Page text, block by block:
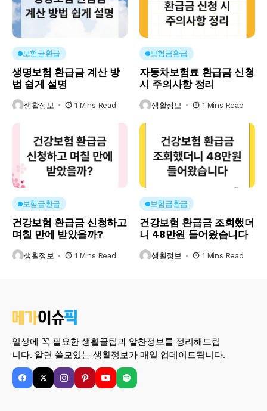
보험금환급
생명보험 환급금 계산 방
법 쉽게 설명
생활정보 1 Mins Read
보험금환급
자동차보험료 환급금 신청
시 주의사항 정리
생활정보 1 Mins Read
보험금환급
건강보험 환급금 신청하고
며칠 만에 받았을까?
생활정보 1 Mins Read
보험금환급
건강보험 환급금 조회했더
니 48만원 들어왔습니다
생활정보 1 Mins Read
일상에 꼭 필요한 생활꿀팁과 알찬정보를 정리해드립
니다. 알면 쓸모있는 생활정보가 매일 업데이트됩니다.